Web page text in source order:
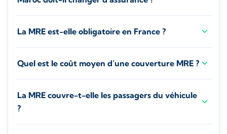
La MRE est-elle obligatoire en France ?
Quel est le coût moyen d’une couverture MRE ?
La MRE couvre-t-elle les passagers du véhicule
?